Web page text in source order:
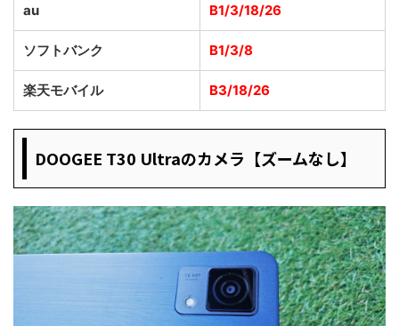
au B1/3/18/26
ソフトバンク B1/3/8
楽天モバイル B3/18/26
DOOGEE T30 Ultraのカメラ【ズームなし】